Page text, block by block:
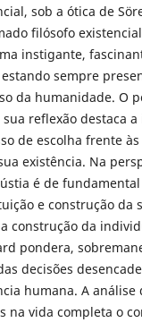
sob a ótica de
filósofo
instigante,
sempre
da humanidade. O
reflexão destaca
de escolha frente
existência. Na
é de
e construção da
construção da
pondera,
decisões
humana. A análise
na vida completa o